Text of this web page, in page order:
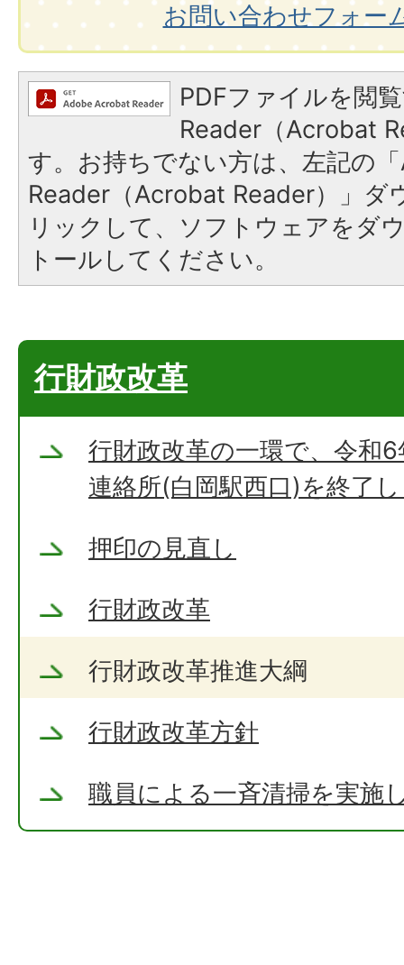
お問い合わせフォー
PDFファイルを閲
Reader（Acrobat
す。お持ちでない方は、左記の
Reader（Acrobat Reader）」ダ
リックして、ソフトウェアをダ
トールしてください。
行財政改革
行財政改革の一環で、令和
連絡所(白岡駅西口)を終了
押印の見直し
行財政改革
行財政改革推進大綱
行財政改革方針
職員による一斉清掃を実施